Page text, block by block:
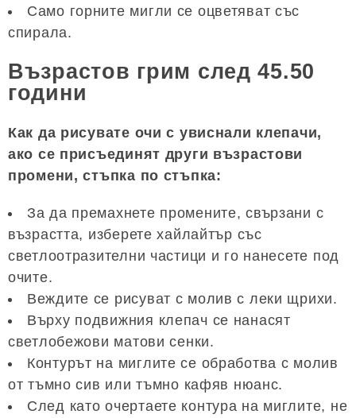
Само горните мигли се оцветяват със
спирала.
Възрастов грим след 45.50
години
Как да рисувате очи с увиснали клепачи,
ако се присъединят други възрастови
промени, стъпка по стъпка:
За да премахнете промените, свързани с
възрастта, изберете хайлайтър със
светлоотразителни частици и го нанесете под
очите.
Веждите се рисуват с молив с леки щрихи.
Върху подвижния клепач се нанасят
светлобежови матови сенки.
Контурът на миглите се обработва с молив
от тъмно сив или тъмно кафяв нюанс.
След като очертаете контура на миглите, не